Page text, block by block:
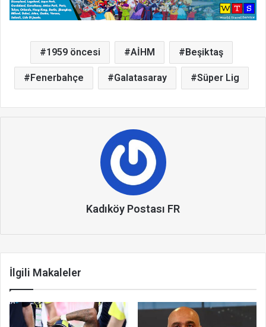
1959 öncesi AİHM Beşiktaş
Fenerbahçe Galatasaray Süper Lig
Kadıköy Postası FR
İlgili Makaleler